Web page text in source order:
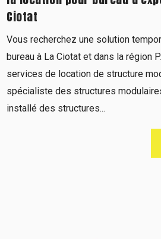
Ciotat
Vous recherchez une solution
bureau à La Ciotat et dans la région
services de location de structure
spécialiste des structures
installé des structures...